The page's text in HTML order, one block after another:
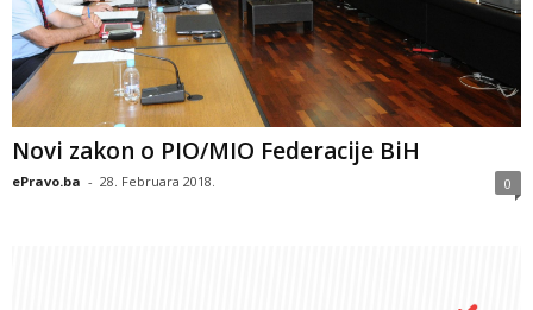
Novi zakon o PIO/MIO Federacije BiH
ePravo.ba - 28. Februara 2018. 0